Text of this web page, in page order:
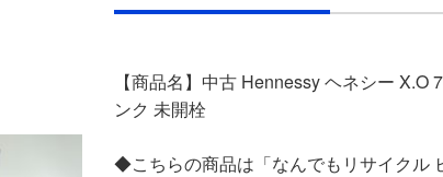
【商品名】中古 Hennessy ヘネシー
ンク 未開栓
◆こちらの商品は「なんでもリサイクル